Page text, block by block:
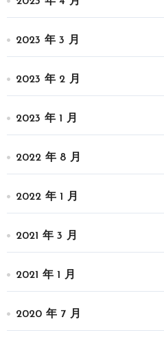
2023 年 3 月
2023 年 2 月
2023 年 1 月
2022 年 8 月
2022 年 1 月
2021 年 3 月
2021 年 1 月
2020 年 7 月